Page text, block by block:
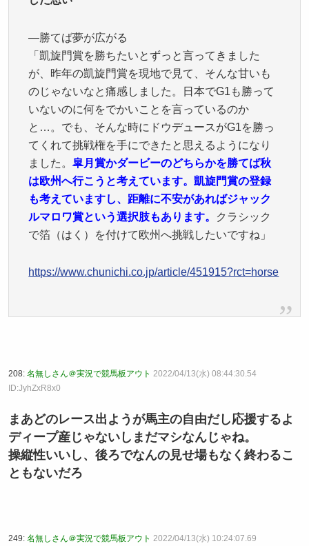
―勝てば夢が広がる
「凱旋門賞を勝ちたいとずっと言ってきました
が、昨年の凱旋門賞を現地で見て、そんな甘いも
のじゃないなと痛感しました。日本でG1も勝って
いないのに何をでかいことを言っているのか
と…。でも、そんな時にドウデュースがG1を勝っ
てくれて挑戦権を手にできたと思えるようになり
ました。皐月賞かダービーのどちらかを勝てば秋
は欧州へ行こうと考えています。凱旋門賞の登録
も考えていますし、距離に不安があればジャック
ルマロワ賞という選択肢もあります。 クラシック
で箔（はく）を付けて欧州へ挑戦したいですね」
https://www.chunichi.co.jp/article/451915?rct=horse
208: 名無しさん＠実況で競馬板アウト 2022/04/13(水) 08:44:30.54
ID:JyhZxR8x0
まあどのレース出ようが馬主の自由だし応援するよ
ディープ産じゃないしまだマシなんじゃね。
操縦性いいし、後ろでなんの見せ場もなく終わるこ
ともないだろ
249: 名無しさん＠実況で競馬板アウト 2022/04/13(水) 10:24:07.69